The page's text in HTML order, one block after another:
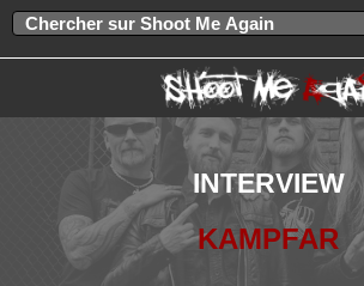
INTERVIEW
KAMPFAR